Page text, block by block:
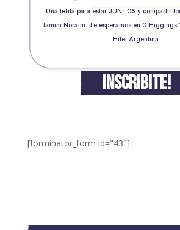
Una tefilá para estar JUNTOS y compartir
Iamim Noraim. Te esperamos en
Hilel Argentina.
INSCRIBITE!
[forminator_form id="43"]